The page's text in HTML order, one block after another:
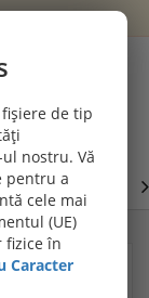
Cont
Viziteaza
de tip
nostru. Vă
pentru a
cele mai
(UE)
fizice în
Caracter